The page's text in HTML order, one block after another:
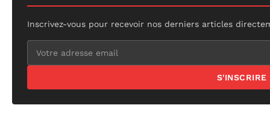
Inscrivez-vous pour recevoir nos derniers articles
S'INSCRIRE